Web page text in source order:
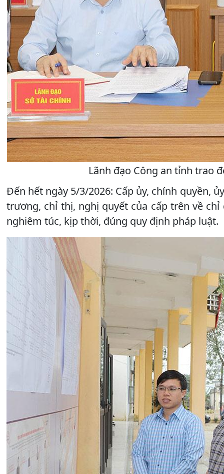
Lãnh đạo Công an tỉnh trao
Đến hết ngày 5/3/2026: Cấp ủy, chính quyền,
trương, chỉ thị, nghị quyết của cấp trên về
nghiêm túc, kịp thời, đúng quy định pháp luật.